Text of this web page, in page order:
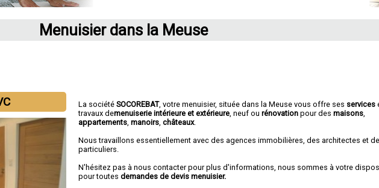
Menuisier dans la Meuse
La sociétéSOCOREBAT, votre menuisier, située dans la Meuse vous offre ses services
travaux demenuiserie intérieure et extérieure , neuf ourénovation pour desmaisons
appartements ,manoirs ,châteaux.
Nous travaillons essentiellement avec des agences immobilières, des architectes et
particuliers.
N'hésitez pas à nous contacter pour plus d'informations, nous sommes à votre
pour toutesdemandes de devis menuisier.